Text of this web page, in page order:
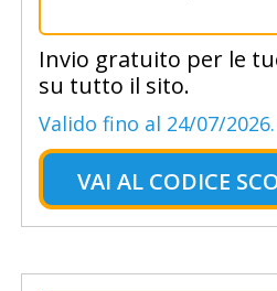
Invio gratuito per le
su tutto il sito.
Valido fino al 24/07/2026.
VAI AL CODICE